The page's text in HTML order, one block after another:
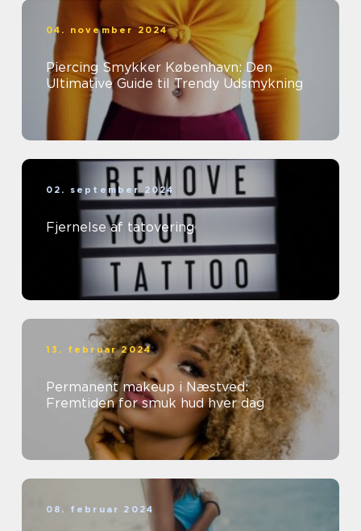
04. november 2024
Piercing Smykker København: Den
Ultimative Guide til Trendy Udsmykning
02. september 2024
Fjernelse af tatovering
13. februar 2024
Permanent makeup i Næstved:
Fremtiden for smuk hud hver dag
08. februar 2024